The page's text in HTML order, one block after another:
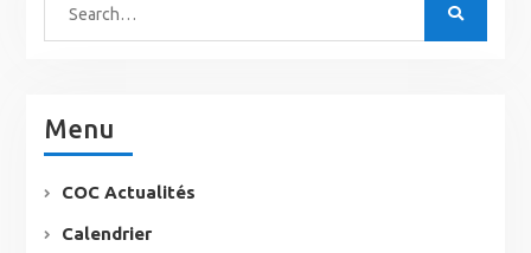
Menu
COC Actualités
Calendrier